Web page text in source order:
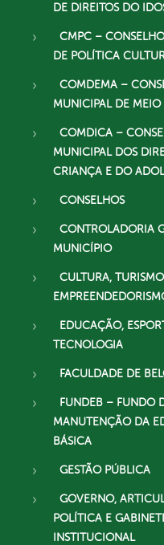
DE DIREITOS DO
CMPC –
DE POLÍTICA
COMDEMA –
MUNICIPAL DE MEIO
COMDICA –
MUNICIPAL DOS
CRIANÇA E DO
CONSELHOS
CONTROLADORIA
MUNICÍPIO
CULTURA,
EDUCAÇÃO,
TECNOLOGIA
FACULDADE DE
FUNDEB – FUNDO
MANUTENÇÃO DA
BÁSICA
GESTÃO PÚBLICA
GOVERNO,
POLÍTICA E
INSTITUCIONAL